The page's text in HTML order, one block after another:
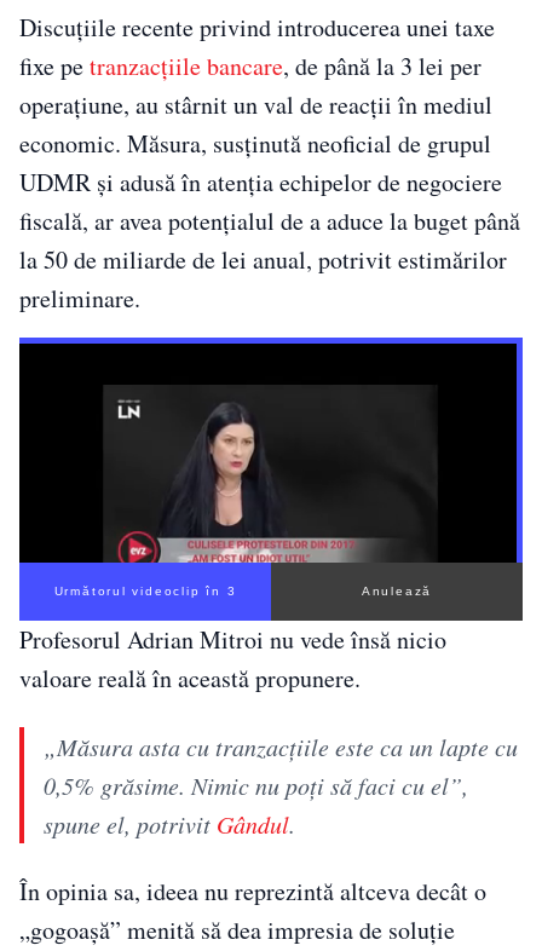
Discuțiile recente privind introducerea unei taxe
fixe petranzacțiile bancare, de până la 3 lei per
operațiune, au stârnit un val de reacții în mediul
economic. Măsura, susținută neoficial de grupul
UDMR și adusă în atenția echipelor de negociere
fiscală, ar avea potențialul de a aduce la buget până
la 50 de miliarde de lei anual, potrivit estimărilor
preliminare.
Următorul videoclip în 2 Anulează
Profesorul Adrian Mitroi nu vede însă nicio
valoare reală în această propunere.
„Măsura asta cu tranzacțiile este ca un lapte cu
0,5% grăsime. Nimic nu poți să faci cu el”,
spune el, potrivit Gândul.
În opinia sa, ideea nu reprezintă altceva decât o
„gogoașă” menită să dea impresia de soluție